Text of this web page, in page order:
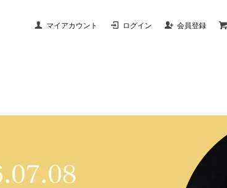
マイアカウント ログイン 会員登録